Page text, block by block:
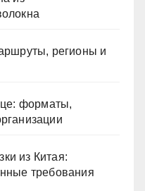
регионы и
форматы,
из Китая:
требования